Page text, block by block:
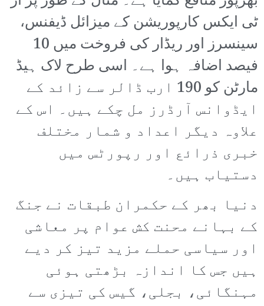
ٹی ایکس کارپوریشن کے میزائل ڈیفنس،
سینسرز اور ریڈار کی فروخت میں 10
فیصد اضافہ ہوا ہے۔ اسی طرح لاک ہیڈ
مارٹن کو 190 ارب ڈالر سے زائد کے
ایڈوانس آرڈرز مل چکے ہیں۔ اس کے
علاوہ دیگر اعداد و شمار مختلف
خبری ذرائع اور رپورٹس میں
دستیاب ہیں۔
دنیا بھر کے حکمران طبقات نے جنگ
کے بہانے محنت کش عوام پر معاشی
اور سیاسی حملے مزید تیز کر دیے
ہیں جس کا اندازہ بڑھتی ہوئی
مہنگائی، بجلی، گیس کی تیزی سے